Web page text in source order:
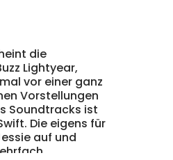
die
Lightyear,
vor einer ganz
Vorstellungen
Soundtracks ist
Die eigens für
auf und